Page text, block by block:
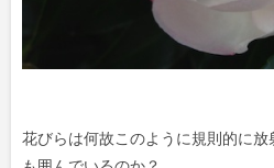
花びらは何故このように規則的に